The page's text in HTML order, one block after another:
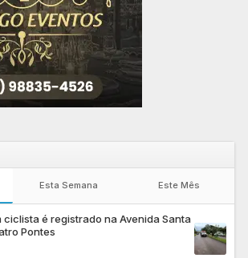
Esta Semana Este Mês
é registrado na Avenida Santa
Pontes